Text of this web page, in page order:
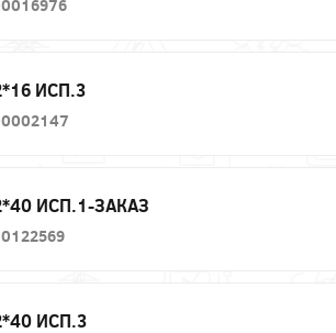
ИСП.3
ИСП.1-ЗАКАЗ
ИСП.3